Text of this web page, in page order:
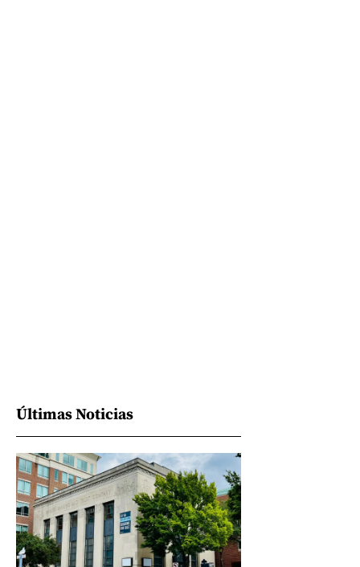
Últimas Noticias